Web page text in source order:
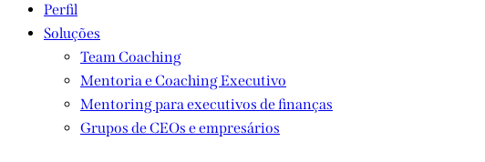
Perfil
Soluções
Team Coaching
Mentoria e Coaching Executivo
Mentoring para executivos de finanças
Grupos de CEOs e empresários